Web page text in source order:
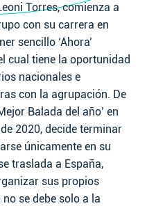
Torres, comienza a
con su carrera en
sencillo ‘Ahora’
cual tiene la oportunidad
nacionales e
con la agrupación. De
Balada del año’ en
2020, decide terminar
únicamente en su
traslada a España,
sus propios
se debe solo a la